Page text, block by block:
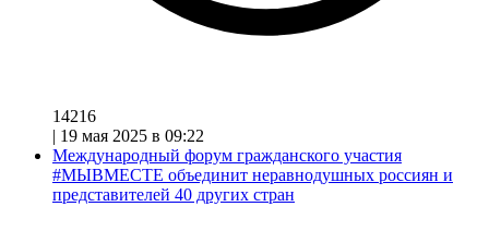
14216
| 19 мая 2025 в 09:22
Международный форум гражданского участия
#МЫВМЕСТЕ объединит неравнодушных россиян и
представителей 40 других стран